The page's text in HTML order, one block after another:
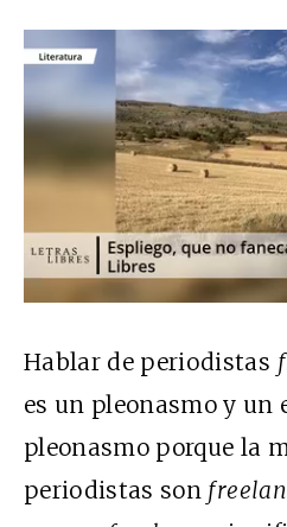
Hablar de periodistas
es un pleonasmo y un
pleonasmo porque la
periodistas son